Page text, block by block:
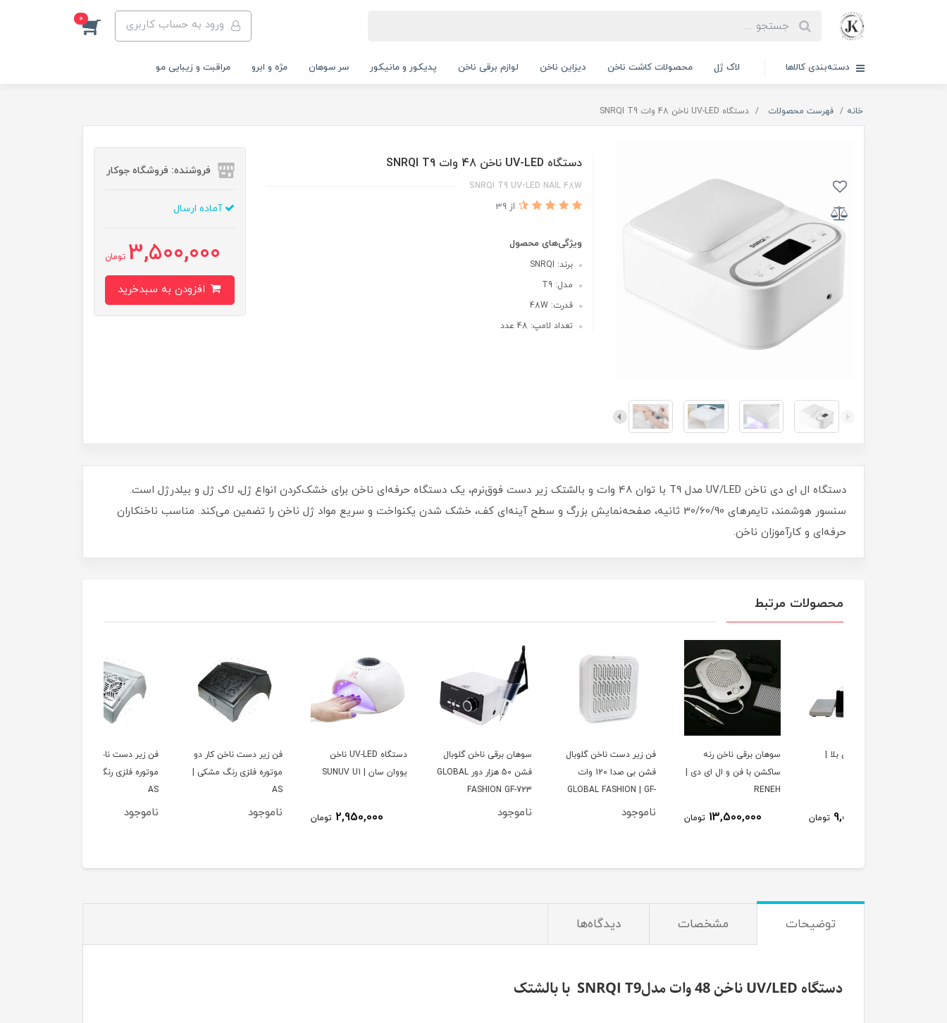
ورود به حساب کاربری 0
دسته‌بندی کالاها لاک ژل محصولات کاشت ناخن دیزاین ناخن لوازم برقی ناخن پدیکور و مانیکور سر سوهان مژه و ابرو مراقبت و زیبایی مو
خانه فهرست محصولات دستگاه UV-LED ناخن 48 وات SNRQI T9
دستگاه UV-LED ناخن 48 وات SNRQI T9
SNRQI T9 UV-LED NAIL 48W
از 39
ویژگی‌های محصول
برند: SNRQI
مدل: T9
قدرت: 48W
تعداد لامپ: 48 عدد
فروشنده: فروشگاه جوکار
آماده ارسال
3,500,000 تومان
دستگاه ال ای دی ناخن UV/LED مدل T9 با توان 48 وات و بالشتک زیر دست فوق‌نرم، یک دستگاه حرفه‌ای ناخن برای خشک‌کردن انواع ژل، لاک ژل و بیلدرژل است.
سنسور هوشمند، تایمرهای 30/60/90 ثانیه، صفحه‌نمایش بزرگ و سطح آینه‌ای کف، خشک شدن یکنواخت و سریع مواد ژل ناخن را تضمین می‌کند. مناسب ناخنکاران
حرفه‌ای و کارآموزان ناخن.
محصولات مرتبط
سوهان برقی ناخن رنه
ساکشن با فن و ال ای دی |
13,500,000 تومان
فن زیر دست ناخن گلوبال
فشن بی صدا 120 وات
GLOBAL FASHION | GF-
ناموجود
سوهان برقی ناخن گلوبال
فشن 50 هزار دور GLOBAL
FASHION GF-723
دستگاه UV-LED ناخن
یووان سان | SUNUV U1
تومان
فن زیر دست ناخن کار دو
موتوره فلزی رنگ مشکی |
ناموجود
فن زیر دست ناخن کار دو
موتوره فلزی رنگ سفید |
توضیحات مشخصات دیدگاه‌ها
دستگاه UV/LED ناخن 48 وات مدلSNRQI T9 با بالشتک